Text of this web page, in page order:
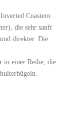
Coastern
die sehr sanft
direkter. Die
in einer Reihe, die